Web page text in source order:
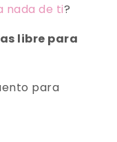
nada de ti?
libre para
para